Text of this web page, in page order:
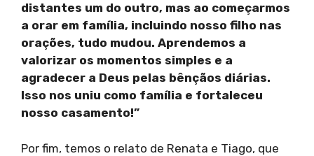
distantes um do outro, mas ao começarmos
a orar em família, incluindo nosso filho nas
orações, tudo mudou. Aprendemos a
valorizar os momentos simples e a
agradecer a Deus pelas bênçãos diárias.
Isso nos uniu como família e fortaleceu
nosso casamento!”
Por fim, temos o relato de Renata e Tiago, que